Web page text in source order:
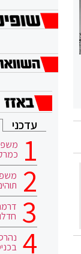
עדכני